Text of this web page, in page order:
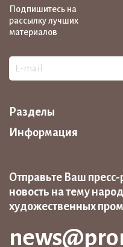
Подпишитесь на
рассылку лучших
материалов
Разделы
Информация
Отправьте Ваш
новость на тему
художественных